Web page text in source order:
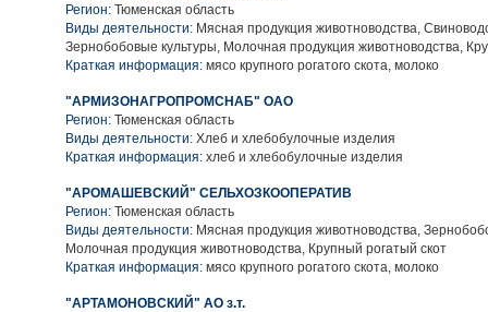
Регион: Тюменская область
Виды деятельности: Мясная продукция животноводства,
Зернобобовые культуры, Молочная продукция животноводства,
Краткая информация: мясо крупного рогатого скота, молоко
"АРМИЗОНАГРОПРОМСНАБ" ОАО
Регион: Тюменская область
Виды деятельности: Хлеб и хлебобулочные изделия
Краткая информация: хлеб и хлебобулочные изделия
"АРОМАШЕВСКИЙ" СЕЛЬХОЗКООПЕРАТИВ
Регион: Тюменская область
Виды деятельности: Мясная продукция животноводства,
Молочная продукция животноводства, Крупный рогатый скот
Краткая информация: мясо крупного рогатого скота, молоко
"АРТАМОНОВСКИЙ" АО з.т.